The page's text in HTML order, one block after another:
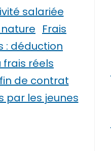
salariée
Frais
: déduction
réels
de contrat
par les jeunes